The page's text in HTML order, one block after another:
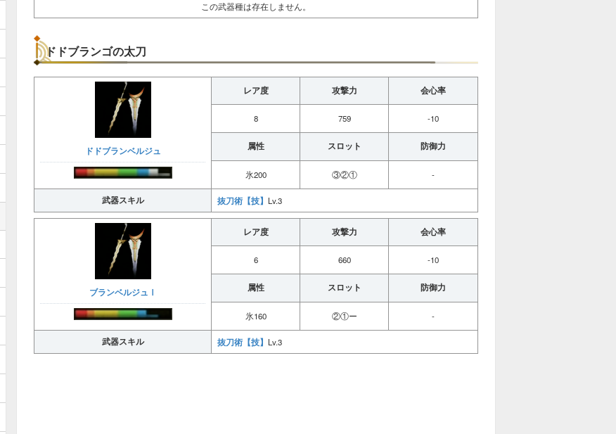
この武器種は存在しません。
ドドブランゴの太刀
ドドブランベルジュ
レア度 攻撃力 会心率
8 759 -10
属性 スロット 防御力
氷200 ③②① -
武器スキル 抜刀術【技】 Lv.3
ブランベルジュⅠ
レア度 攻撃力 会心率
6 660 -10
属性 スロット 防御力
氷160 ②①ー -
武器スキル 抜刀術【技】 Lv.3